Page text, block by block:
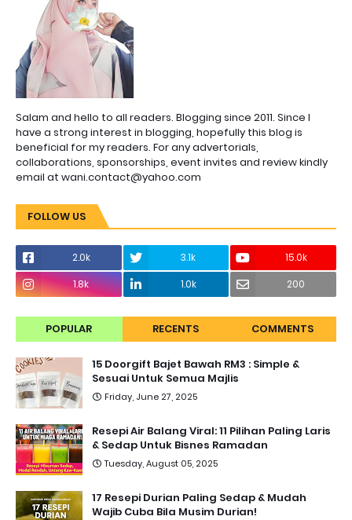
Salam and hello to all readers. Blogging since 2011. Since I
have a strong interest in blogging, hopefully this blog is
beneficial for my readers. For any advertorials,
collaborations, sponsorships, event invites and review kindly
email at wani.contact@yahoo.com
FOLLOW US
2.0k 3.1k
15.0k
1.8k
1.0k 200
POPULAR RECENTS COMMENTS
15 Doorgift Bajet Bawah RM3 : Simple &
Sesuai Untuk Semua Majlis
Friday, June 27, 2025
Resepi Air Balang Viral: 11 Pilihan Paling Laris
& Sedap Untuk Bisnes Ramadan
Tuesday, August 05, 2025
17 Resepi Durian Paling Sedap & Mudah
Wajib Cuba Bila Musim Durian!